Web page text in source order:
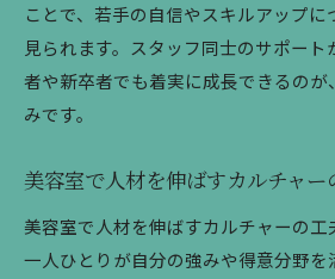
ことで、若手の自信やスキルアップに
見られます。スタッフ同士のサポート
者や新卒者でも着実に成長できるの
みです。
美容室で人材を伸ばすカルチャー
美容室で人材を伸ばすカルチャーの
一人ひとりが自分の強みや得意分野を